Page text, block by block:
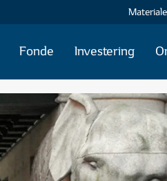
Materiale
Fonde Investering